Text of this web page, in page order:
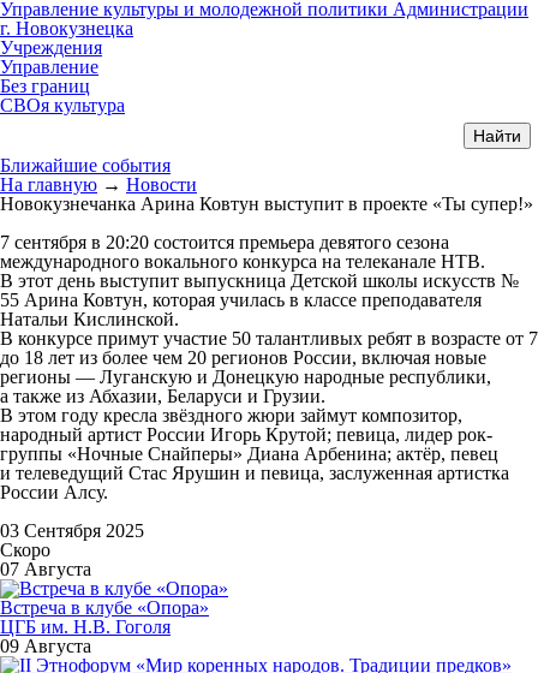
Управление культуры и молодежной политики Администрации
г. Новокузнецка
Учреждения
Управление
Без границ
СВОя культура
Ближайшие события
На главную → Новости
Новокузнечанка Арина Ковтун выступит в проекте «Ты супер!»
7 сентября в 20:20 состоится премьера девятого сезона
международного вокального конкурса на телеканале НТВ.
В этот день выступит выпускница Детской школы искусств №
55 Арина Ковтун, которая училась в классе преподавателя
Натальи Кислинской.
В конкурсе примут участие 50 талантливых ребят в возрасте от 7
до 18 лет из более чем 20 регионов России, включая новые
регионы — Луганскую и Донецкую народные республики,
а также из Абхазии, Беларуси и Грузии.
В этом году кресла звёздного жюри займут композитор,
народный артист России Игорь Крутой; певица, лидер рок-
группы «Ночные Снайперы» Диана Арбенина; актёр, певец
и телеведущий Стас Ярушин и певица, заслуженная артистка
России Алсу.
03 Сентября 2025
Скоро
07 Августа
Встреча в клубе «Опора»
ЦГБ им. Н.В. Гоголя
09 Августа